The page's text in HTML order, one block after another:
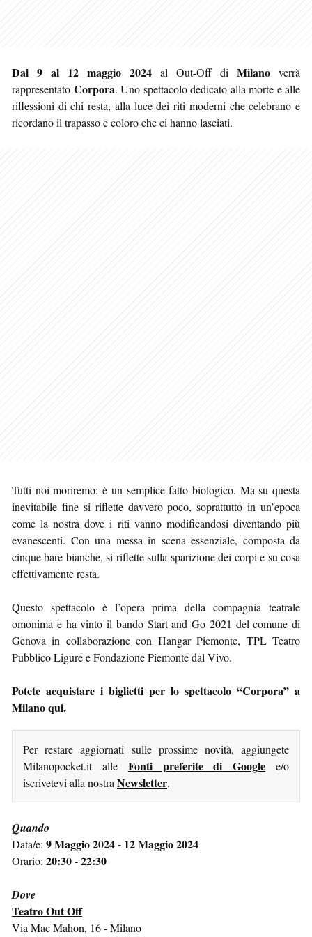
Dal 9 al 12 maggio 2024 al Out-Off di Milano verrà
rappresentato Corpora. Uno spettacolo dedicato alla morte e alle
riflessioni di chi resta, alla luce dei riti moderni che celebrano e
ricordano il trapasso e coloro che ci hanno lasciati.
Tutti noi moriremo: è un semplice fatto biologico. Ma su questa
inevitabile fine si riflette davvero poco, soprattutto in un’epoca
come la nostra dove i riti vanno modificandosi diventando più
evanescenti. Con una messa in scena essenziale, composta da
cinque bare bianche, si riflette sulla sparizione dei corpi e su cosa
effettivamente resta.
Questo spettacolo è l’opera prima della compagnia teatrale
omonima e ha vinto il bando Start and Go 2021 del comune di
Genova in collaborazione con Hangar Piemonte, TPL Teatro
Pubblico Ligure e Fondazione Piemonte dal Vivo.
Potete acquistare i biglietti per lo spettacolo “Corpora” a
Milano qui.
Per restare aggiornati sulle prossime novità, aggiungete
Milanopocket.it alle Fonti preferite di Google e/o
iscrivetevi alla nostra Newsletter.
Quando
Data/e: 9 Maggio 2024 - 12 Maggio 2024
Orario: 20:30 - 22:30
Dove
Teatro Out Off
Via Mac Mahon, 16 - Milano